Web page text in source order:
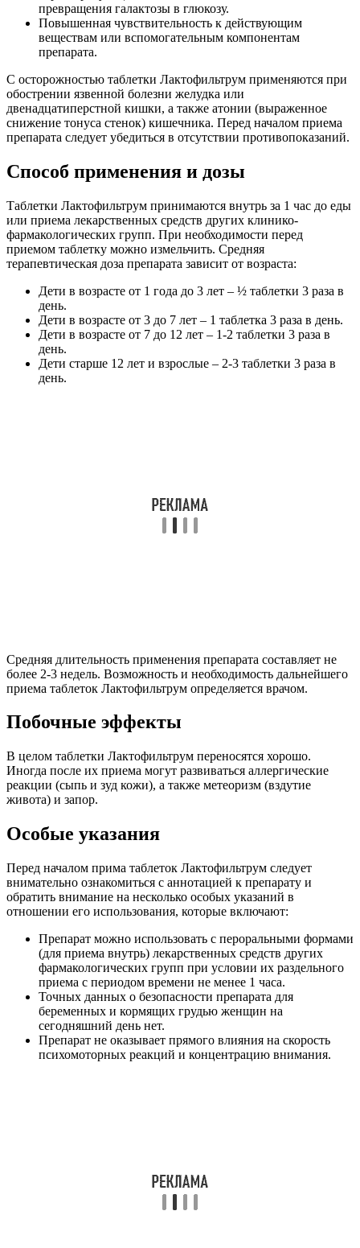
превращения галактозы в глюкозу.
Повышенная чувствительность к действующим
веществам или вспомогательным компонентам
препарата.
С осторожностью таблетки Лактофильтрум применяются при
обострении язвенной болезни желудка или
двенадцатиперстной кишки, а также атонии (выраженное
снижение тонуса стенок) кишечника. Перед началом приема
препарата следует убедиться в отсутствии противопоказаний.
Способ применения и дозы
Таблетки Лактофильтрум принимаются внутрь за 1 час до еды
или приема лекарственных средств других клинико-
фармакологических групп. При необходимости перед
приемом таблетку можно измельчить. Средняя
терапевтическая доза препарата зависит от возраста:
Дети в возрасте от 1 года до 3 лет – ½ таблетки 3 раза в
день.
Дети в возрасте от 3 до 7 лет – 1 таблетка 3 раза в день.
Дети в возрасте от 7 до 12 лет – 1-2 таблетки 3 раза в
день.
Дети старше 12 лет и взрослые – 2-3 таблетки 3 раза в
день.
Средняя длительность применения препарата составляет не
более 2-3 недель. Возможность и необходимость дальнейшего
приема таблеток Лактофильтрум определяется врачом.
Побочные эффекты
В целом таблетки Лактофильтрум переносятся хорошо.
Иногда после их приема могут развиваться аллергические
реакции (сыпь и зуд кожи), а также метеоризм (вздутие
живота) и запор.
Особые указания
Перед началом прима таблеток Лактофильтрум следует
внимательно ознакомиться с аннотацией к препарату и
обратить внимание на несколько особых указаний в
отношении его использования, которые включают:
Препарат можно использовать с пероральными формами
(для приема внутрь) лекарственных средств других
фармакологических групп при условии их раздельного
приема с периодом времени не менее 1 часа.
Точных данных о безопасности препарата для
беременных и кормящих грудью женщин на
сегодняшний день нет.
Препарат не оказывает прямого влияния на скорость
психомоторных реакций и концентрацию внимания.